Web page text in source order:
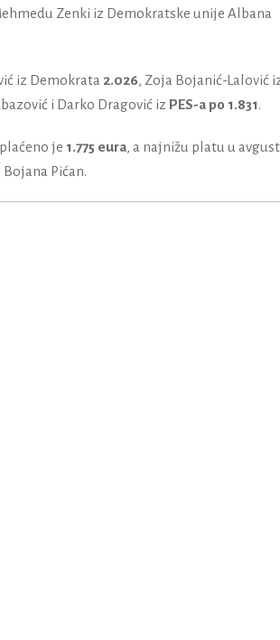
Zenki iz Demokratske unije Albana
iz Demokrata 2.026, Zoja Bojanić-Lalović
i Darko Dragović iz PES-a po 1.831.
je 1.775 eura, a najnižu platu u
Pićan.